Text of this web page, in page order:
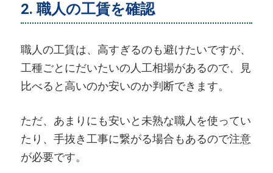
2. 職人の工賃を確認
職人の工賃は、高すぎるのも避けたいですが、
工種ごとにだいたいの人工相場があるので、見
比べると高いのか安いのか判断できます。
ただ、あまりにも安いと未熟な職人を使ってい
たり、手抜き工事に繋がる場合もあるので注意
が必要です。